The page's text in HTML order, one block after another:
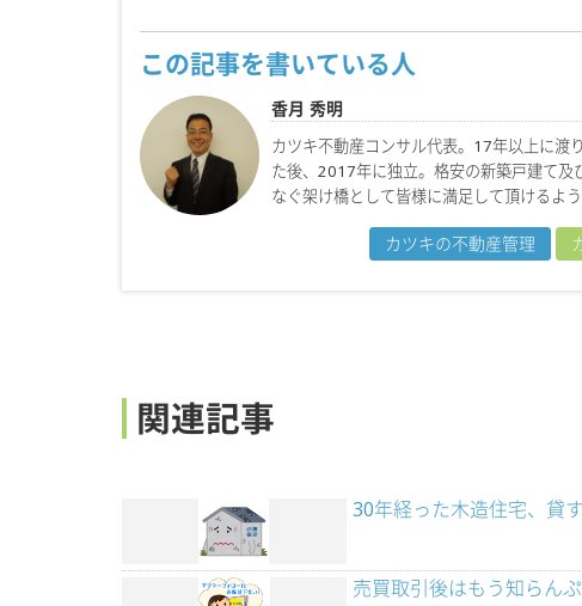
この記事を書いている人
香月 秀明
カツキ不動産コンサル代表。17年以上に渡
た後、2017年に独立。格安の新築戸建て
なぐ架け橋として皆様に満足して頂けるよ
カツキの不動産管理
関連記事
30年経った木造住宅、貸
売買取引後はもう知らん